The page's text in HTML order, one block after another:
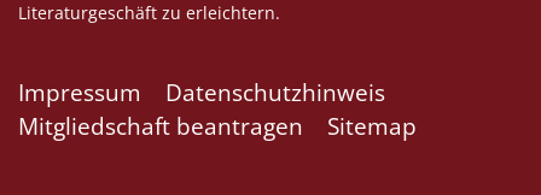
Literaturgeschäft zu erleichtern.
Impressum
Datenschutzhinweis
Mitgliedschaft beantragen
Sitemap